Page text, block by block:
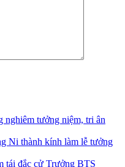
nghiêm tưởng niệm, tri ân
Ni thành kính làm lễ tưởng
tái đắc cử Trưởng BTS